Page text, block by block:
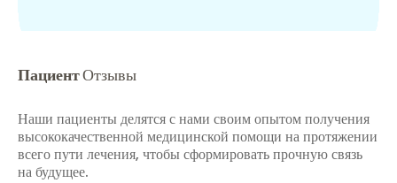
ПациентОтзывы
Наши пациенты делятся с нами своим опытом получения
высококачественной медицинской помощи на протяжении
всего пути лечения, чтобы сформировать прочную связь
на будущее.